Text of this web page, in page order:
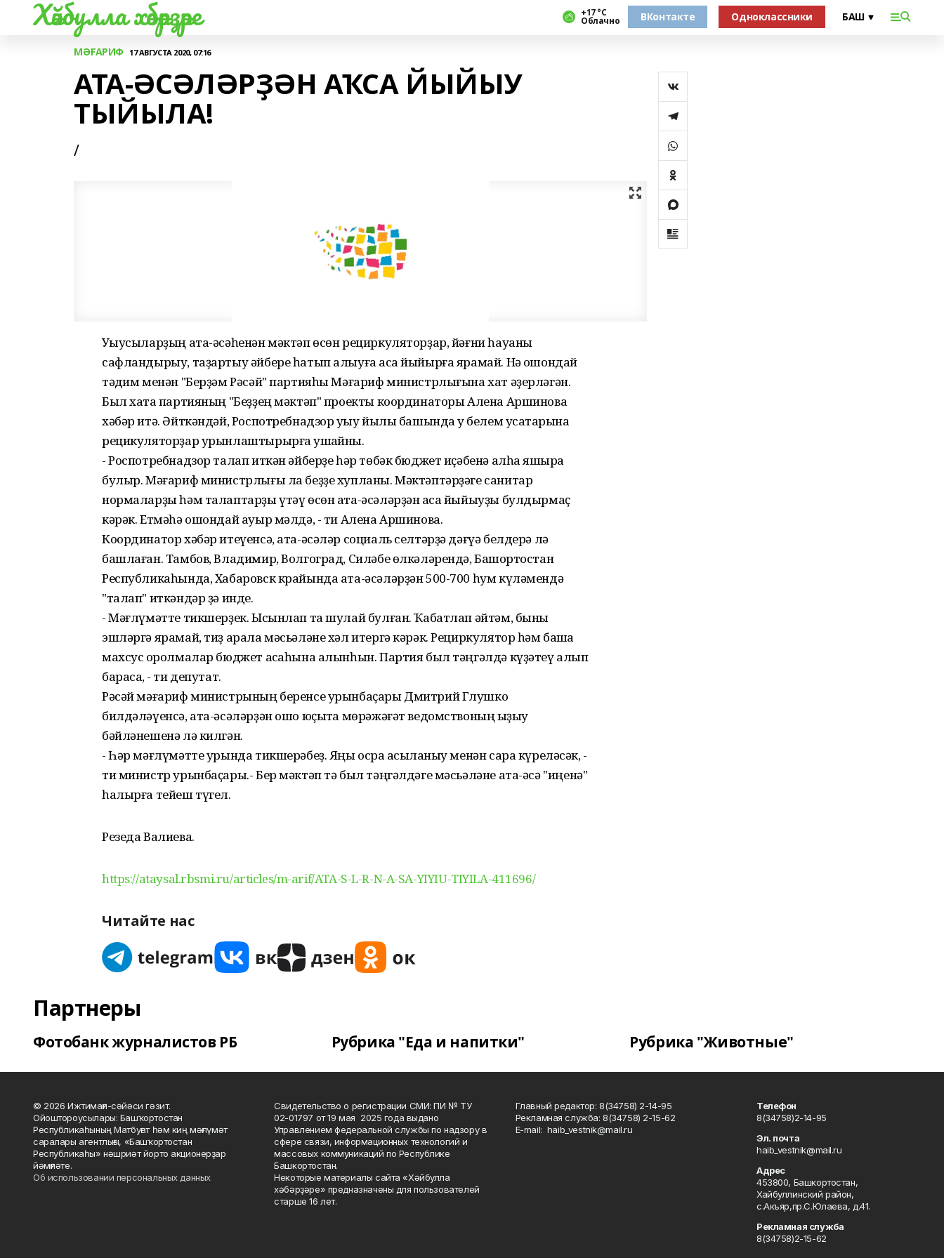
Хәйбулла хәбәрҙәре +17 °С
Облачно ВКонтакте Одноклассники
МӘҒАРИФ 17 АВГУСТА 2020, 07:16
АТА-ӘСӘЛӘРҘӘН АҠСА ЙЫЙЫУ
ТЫЙЫЛА!
/
Уҡыусыларҙың ата-әсәһенән мәктәп өсөн рециркуляторҙар, йәғни һауаны
сафландырыу, таҙартыу әйбере һатып алыуға аҡса йыйырға ярамай. Нәҡ ошондай
тәҡдим менән "Берҙәм Рәсәй" партияһы Мәғариф министрлығына хат әҙерләгән.
Был хаҡта партияның "Беҙҙең мәктәп" проекты координаторы Алена Аршинова
хәбәр итә. Әйткәндәй, Роспотребнадзор уҡыу йылы башында уҡ белем усаҡтарына
рецикуляторҙар урынлаштырырға ҡушҡайны.
- Роспотребнадзор талап иткән әйберҙе һәр төбәк бюджет иҫәбенә алһа яҡшыраҡ
булыр. Мәғариф министрлығы ла беҙҙе хупланы. Мәктәптәрҙәге санитар
нормаларҙы һәм талаптарҙы үтәү өсөн ата-әсәләрҙән аҡса йыйыуҙы булдырмаҫ
кәрәк. Етмәһә ошондай ауыр мәлдә, - ти Алена Аршинова.
Координатор хәбәр итеүенсә, ата-әсәләр социаль селтәрҙә дәғүә белдерә лә
башлаған. Тамбов, Владимир, Волгоград, Силәбе өлкәләрендә, Башҡортостан
Республикаһында, Хабаровск крайында ата-әсәләрҙән 500-700 һум күләмендә
"талап" иткәндәр ҙә инде.
- Мәғлүмәтте тикшерҙек. Ысынлап та шулай булған. Ҡабатлап әйтәм, быны
эшләргә ярамай, тиҙ арала мәсьәләне хәл итергә кәрәк. Рециркулятор һәм башҡа
махсус ҡоролмалар бюджет аҡсаһына алынһын. Партия был тәңгәлдә күҙәтеү алып
барасаҡ, - ти депутат.
Рәсәй мәғариф министрының беренсе урынбаҫары Дмитрий Глушко
билдәләүенсә, ата-әсәләрҙән ошо юҫыҡта мөрәжәғәт ведомствоның ҡыҙыу
бәйләнешенә лә килгән.
- Һәр мәғлүмәтте урында тикшерәбеҙ. Яңы осраҡ асыҡланыу менән сара күреләсәк, -
ти министр урынбаҫары.- Бер мәктәп тә был тәңгәлдәге мәсьәләне ата-әсә "иңенә"
һалырға тейеш түгел.
Резеда Валиева.
https://ataysal.rbsmi.ru/articles/m-arif/ATA-S-L-R-N-A-SA-YIYIU-TIYILA-411696/
Читайте нас
Партнеры
Фотобанк журналистов РБ Рубрика "Еда и напитки" Рубрика "Животные"
© 2026 Ижтимағи-сәйәси гәзит.
Ойоштороусылары: Башҡортостан
Республикаһының Матбуғат һәм киң мәғлүмәт
саралары агентлығы, «Башҡортостан
Республикаһы» нәшриәт йорто акционерҙар
йәмғиәте.
Об использовании персональных данных
Свидетельство о регистрации СМИ: ПИ № ТУ
02-01797 от 19 мая 2025 года выдано
Управлением федеральной службы по надзору в
сфере связи, информационных технологий и
массовых коммуникаций по Республике
Башкортостан.
Некоторые материалы сайта «Хәйбулла
хәбәрҙәре» предназначены для пользователей
старше 16 лет.
Главный редактор: 8(34758) 2-14-95
Рекламная служба: 8(34758) 2-15-62
Е-mаil: haib_vestnik@mail.ru
Телефон
8(34758)2-14-95
Эл. почта
haib_vestnik@mail.ru
Адрес
453800, Башкортостан,
Хайбуллинский район,
с.Акъяр,пр.С.Юлаева, д.41.
Рекламная служба
8(34758)2-15-62